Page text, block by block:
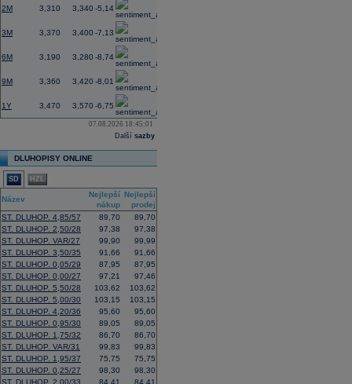
2M 3,310 3,340 -5,14
3M 3,370 3,400 -7,13
6M 3,190 3,280 -8,74
9M 3,360 3,420 -8,01
1Y 3,470 3,570 -6,75
07.08.2026 18:45:01
Další sazby
DLUHOPISY ONLINE
SD HZL
Název
Nejlepší
nákup
Nejlepší
prodej
ST. DLUHOP. 4,85/57
89,70
89,70
ST. DLUHOP. 2,50/28
97,38
97,38
ST. DLUHOP. VAR/27
99,90
99,99
ST. DLUHOP. 3,50/35
91,66
91,66
ST. DLUHOP. 0,05/29
87,95
87,95
ST. DLUHOP. 0,00/27
97,21
97,46
ST. DLUHOP. 5,50/28
103,62
103,62
ST. DLUHOP. 5,00/30
103,15
103,15
ST. DLUHOP. 4,20/36
95,60
95,60
ST. DLUHOP. 0,95/30
89,05
89,05
ST. DLUHOP. 1,75/32
86,70
86,70
ST. DLUHOP. VAR/31
99,83
99,83
ST. DLUHOP. 1,95/37
75,75
75,75
ST. DLUHOP. 0,25/27
98,30
98,30
ST. DLUHOP. 2,00/33
84,41
84,41